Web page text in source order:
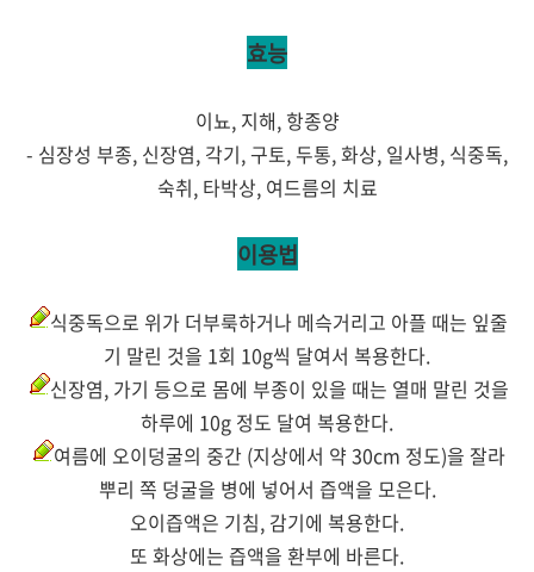
효능
이뇨, 지해, 항종양
- 심장성 부종, 신장염, 각기, 구토, 두통, 화상, 일사병, 식중독,
숙취, 타박상, 여드름의 치료
이용법
식중독으로 위가 더부룩하거나 메슥거리고 아플 때는 잎줄
기 말린 것을 1회 10g씩 달여서 복용한다.
신장염, 가기 등으로 몸에 부종이 있을 때는 열매 말린 것을
하루에 10g 정도 달여 복용한다.
여름에 오이덩굴의 중간 (지상에서 약 30cm 정도)을 잘라
뿌리 쪽 덩굴을 병에 넣어서 즙액을 모은다.
오이즙액은 기침, 감기에 복용한다.
또 화상에는 즙액을 환부에 바른다.